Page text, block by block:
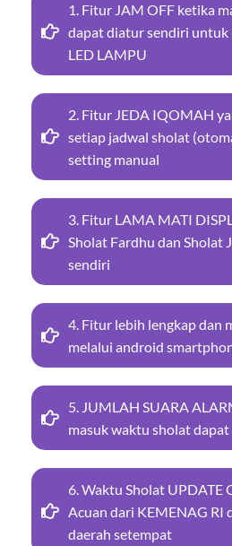
1. Fitur JAM OFF ketika
dapat diatur sendiri untuk
LED LAMPU
2. Fitur JEDA IQOMAH
setiap jadwal sholat
setting manual
3. Fitur LAMA MATI
Sholat Fardhu dan Sholat
sendiri
4. Fitur lebih lengkap dan
melalui android
5. JUMLAH SUARA
masuk waktu sholat
6. Waktu Sholat UPDATE
Acuan dari KEMENAG RI
daerah setempat